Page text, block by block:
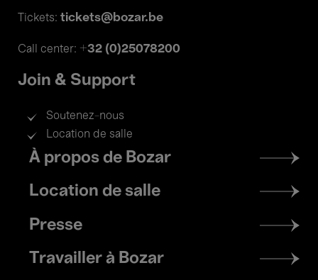
Tickets: tickets@bozar.be
Call center: +32 (0)25078200
Join & Support
Soutenez-nous
Location de salle
Footer
menu
À propos de Bozar
Location de salle
Presse
Travailler à Bozar